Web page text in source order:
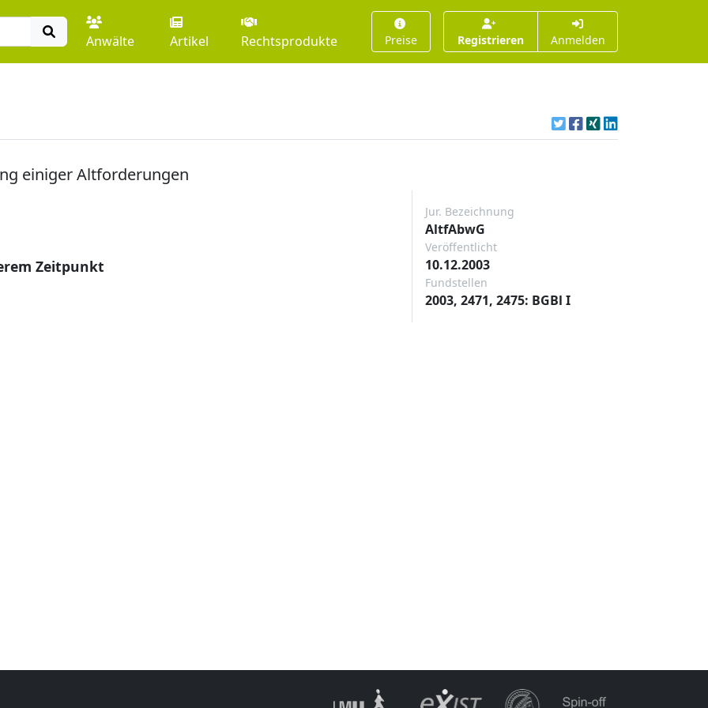
Anwälte Artikel Rechtsprodukte Preise Registrieren Anmelden
einiger Altforderungen
Zeitpunkt
Jur. Bezeichnung
AltfAbwG
Veröffentlicht
10.12.2003
Fundstellen
2003, 2471, 2475: BGBl I